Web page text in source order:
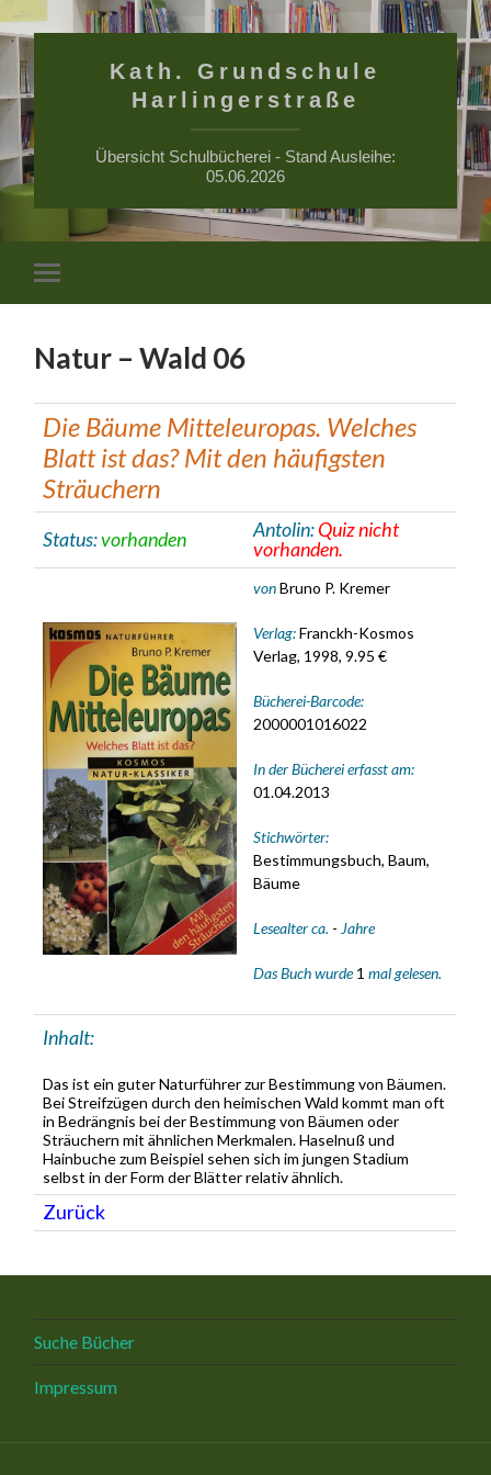
Kath. Grundschule
Harlingerstraße
Übersicht Schulbücherei - Stand Ausleihe:
05.06.2026
Mobile-
Menü
Natur – Wald 06
Die Bäume Mitteleuropas. Welches
Blatt ist das? Mit den häufigsten
Sträuchern
Status:vorhanden Antolin:Quiz nicht
vorhanden.
vonBruno P. Kremer
Verlag:Franckh-Kosmos
Verlag, 1998, 9.95 €
Bücherei-Barcode:
2000001016022
In der Bücherei erfasst am:
01.04.2013
Stichwörter:
Bestimmungsbuch, Baum,
Bäume
Lesealter ca. - Jahre
Das Buch wurde1 mal gelesen.
Inhalt:
Das ist ein guter Naturführer zur Bestimmung von Bäumen.
Bei Streifzügen durch den heimischen Wald kommt man oft
in Bedrängnis bei der Bestimmung von Bäumen oder
Sträuchern mit ähnlichen Merkmalen. Haselnuß und
Hainbuche zum Beispiel sehen sich im jungen Stadium
selbst in der Form der Blätter relativ ähnlich.
Zurück
Suche Bücher
Impressum